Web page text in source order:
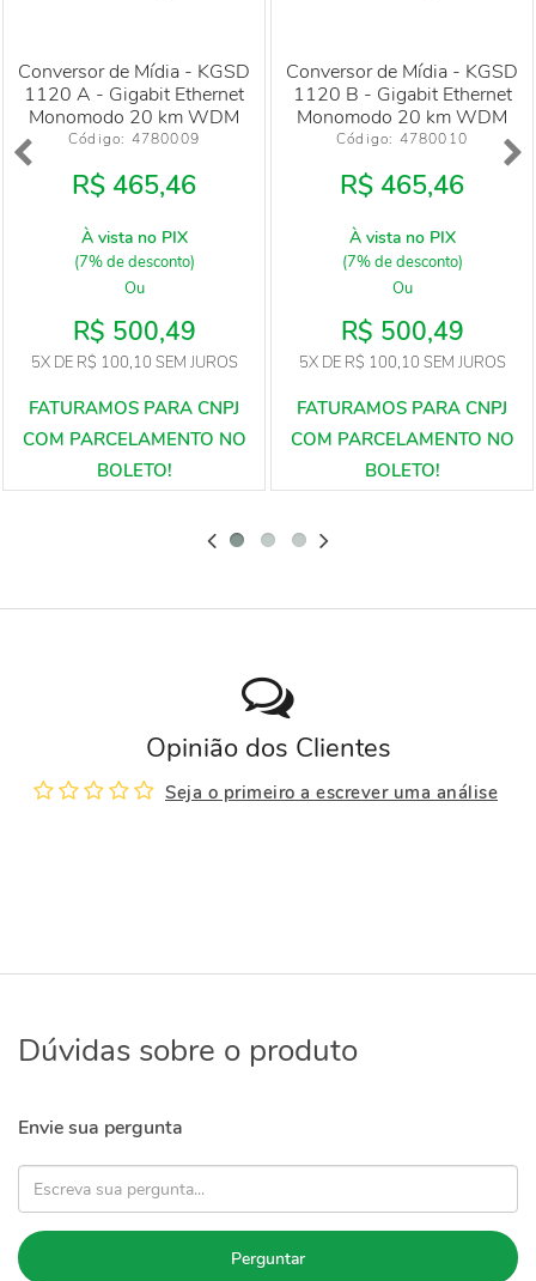
Conversor de Mídia - KGSD
1120 A - Gigabit Ethernet
Monomodo 20 km WDM
Código: 4780009
R$ 465,46
À vista no PIX
(7% de desconto)
Ou
R$ 500,49
5XDE R$ 100,10 SEM JUROS
Conversor de Mídia - KGSD
1120 B - Gigabit Ethernet
Monomodo 20 km WDM
Código: 4780010
R$ 465,46
À vista no PIX
(7% de desconto)
Ou
R$ 500,49
5XDE R$ 100,10 SEM JUROS
Opinião dos Clientes
Seja o primeiro a escrever uma análise
Dúvidas sobre o produto
Envie sua pergunta
Perguntar